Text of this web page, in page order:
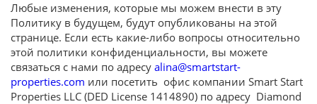
Любые изменения, которые мы можем внести в эту
Политику в будущем, будут опубликованы на этой
странице. Если есть какие-либо вопросы относительно
этой политики конфиденциальности, вы можете
связаться с нами по адресу alina@smartstart-
properties.com или посетить офис компании Smart Start
Properties LLC (DED License 1414890) по адресу Diamond